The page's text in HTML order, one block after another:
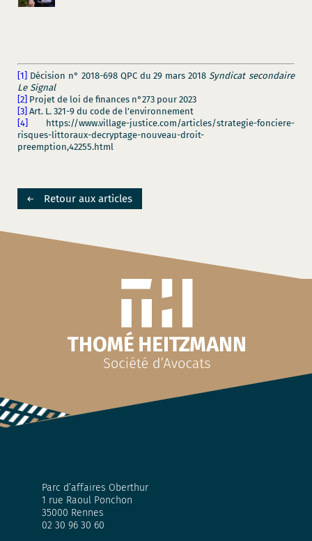
[1] Décision n° 2018-698 QPC du 29 mars 2018 Syndicat secondaire
Le Signal
[2] Projet de loi de finances n°273 pour 2023
[3] Art. L. 321-9 du code de l’environnement
[4]
https://www.village-justice.com/articles/strategie-fonciere-
risques-littoraux-decryptage-nouveau-droit-
preemption,42255.html
Retour aux articles
Parc d’affaires Oberthur
1 rue Raoul Ponchon
35000 Rennes
02 30 96 30 60